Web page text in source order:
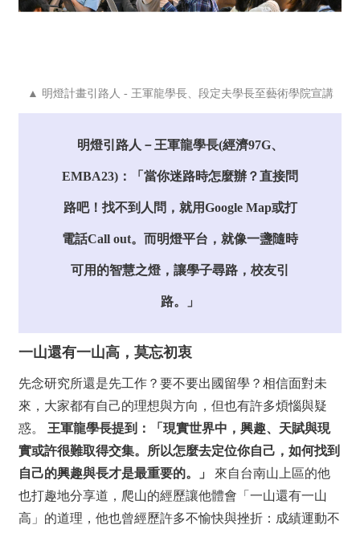
▲ 明燈計畫引路人 - 王軍龍學長、段定夫學長至藝術學院宣講
明燈引路人－王軍龍學長(經濟97G、
EMBA23)：「當你迷路時怎麼辦？直接問
路吧！找不到人問，就用Google Map或打
電話Call out。而明燈平台，就像一盞隨時
可用的智慧之燈，讓學子尋路，校友引
路。」
一山還有一山高，莫忘初衷
先念研究所還是先工作？要不要出國留學？相信面對未
來，大家都有自己的理想與方向，但也有許多煩惱與疑
惑。 王軍龍學長提到：「現實世界中，興趣、天賦與現
實或許很難取得交集。所以怎麼去定位你自己，如何找到
自己的興趣與長才是最重要的。」 來自台南山上區的他
也打趣地分享道，爬山的經歷讓他體會「一山還有一山
高」的道理，他也曾經歷許多不愉快與挫折：成績運動不